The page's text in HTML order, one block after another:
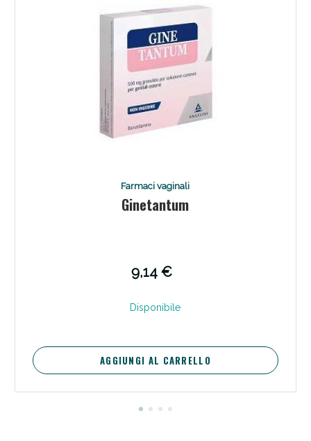
Farmaci vaginali
Ginetantum
9,14 €
Disponibile
AGGIUNGI AL CARRELLO